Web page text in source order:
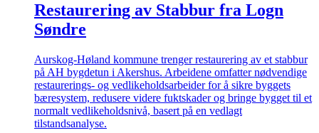
Restaurering av Stabbur fra Logn
Søndre
Aurskog-Høland kommune trenger restaurering av et stabbur
på AH bygdetun i Akershus. Arbeidene omfatter nødvendige
restaurerings- og vedlikeholdsarbeider for å sikre byggets
bæresystem, redusere videre fuktskader og bringe bygget til et
normalt vedlikeholdsnivå, basert på en vedlagt
tilstandsanalyse.